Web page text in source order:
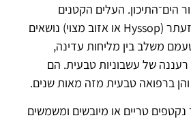
הים־התיכון. העלים הקטנים
והירוקים של צמח הזעתר (Hyssop או אזוב מצוי) נושאים
משלב בין מליחות עדינה,
רעננה של עשבוניות טבעית. הם
ברפואה טבעית מזה מאות שנים.
טריים או מיובשים ומשמשים